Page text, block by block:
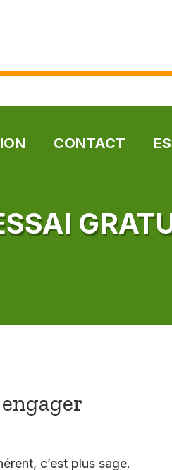
CONTACT
c’est plus sage.